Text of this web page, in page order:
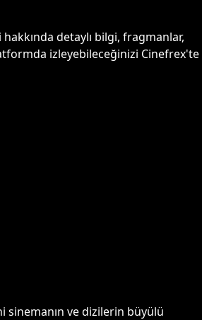
detaylı bilgi, fragmanlar,
izleyebileceğinizi Cinefrex'te
sinemanın ve dizilerin büyülü